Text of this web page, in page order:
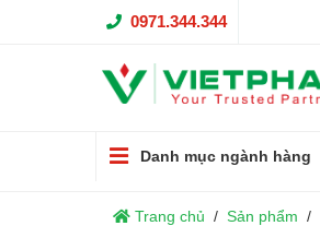
0971.344.344
Danh mục ngành hàng
Trang chủ Sản phẩm